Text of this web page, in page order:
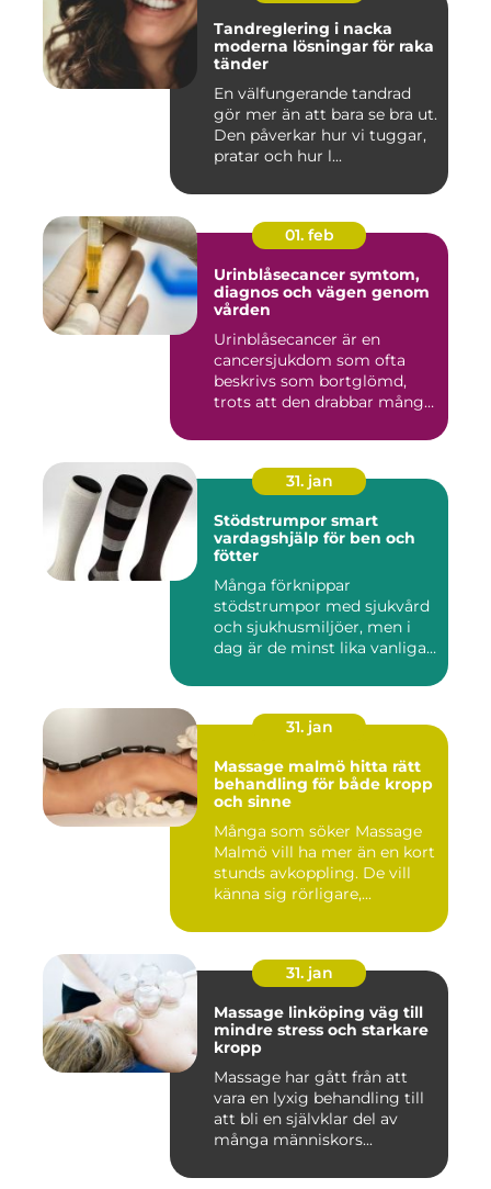
Tandreglering i nacka
moderna lösningar för raka
tänder
En välfungerande tandrad
gör mer än att bara se bra ut.
Den påverkar hur vi tuggar,
pratar och hur l...
01. feb
Urinblåsecancer symtom,
diagnos och vägen genom
vården
Urinblåsecancer är en
cancersjukdom som ofta
beskrivs som bortglömd,
trots att den drabbar många
31. jan
Stödstrumpor smart
vardagshjälp för ben och
fötter
Många förknippar
stödstrumpor med sjukvård
och sjukhusmiljöer, men i
dag är de minst lika vanliga
31. jan
Massage malmö hitta rätt
behandling för både kropp
och sinne
Många som söker Massage
Malmö vill ha mer än en kort
stunds avkoppling. De vill
känna sig rörligare,...
31. jan
Massage linköping väg till
mindre stress och starkare
kropp
Massage har gått från att
vara en lyxig behandling till
att bli en självklar del av
många människors...